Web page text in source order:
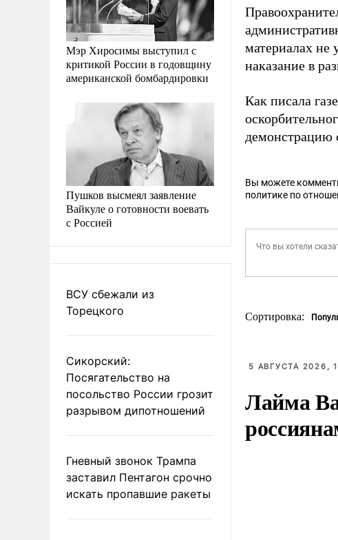
Мэр Хиросимы выступил с
критикой России в годовщину
американской бомбардировки
Пушков высмеял заявление
Вайкуле о готовности воевать
с Россией
ВСУ сбежали из
Торецкого
Сикорский:
Посягательство на
посольство России грозит
разрывом дипотношений
Гневный звонок Трампа
заставил Пентагон срочно
искать пропавшие ракеты
материалах не
наказание в
Как писала
демонстрацию
Вы можете
политике по
Сортировка:
5 АВГУСТА 2026,
Лайма